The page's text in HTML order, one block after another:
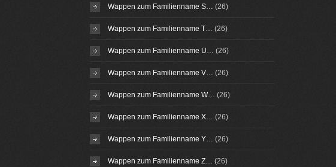
Wappen zum Familienname S… (26)
Wappen zum Familienname T… (26)
Wappen zum Familienname U… (26)
Wappen zum Familienname V… (26)
Wappen zum Familienname W… (26)
Wappen zum Familienname X… (26)
Wappen zum Familienname Y… (26)
Wappen zum Familienname Z… (26)